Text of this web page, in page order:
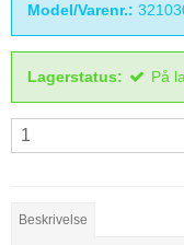
Model/Varenr.:
Lagerstatus: På
Beskrivelse